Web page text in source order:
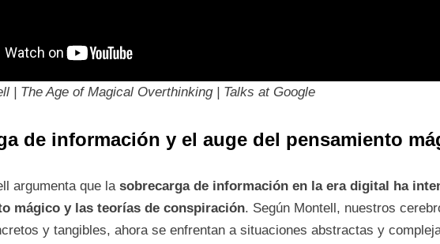
| The Age of Magical Overthinking | Talks at Google
de información y el auge del pensamiento
argumenta que la sobrecarga de información en la era digital ha
mágico y las teorías de conspiración. Según Montell, nuestros
y tangibles, ahora se enfrentan a situaciones abstractas y